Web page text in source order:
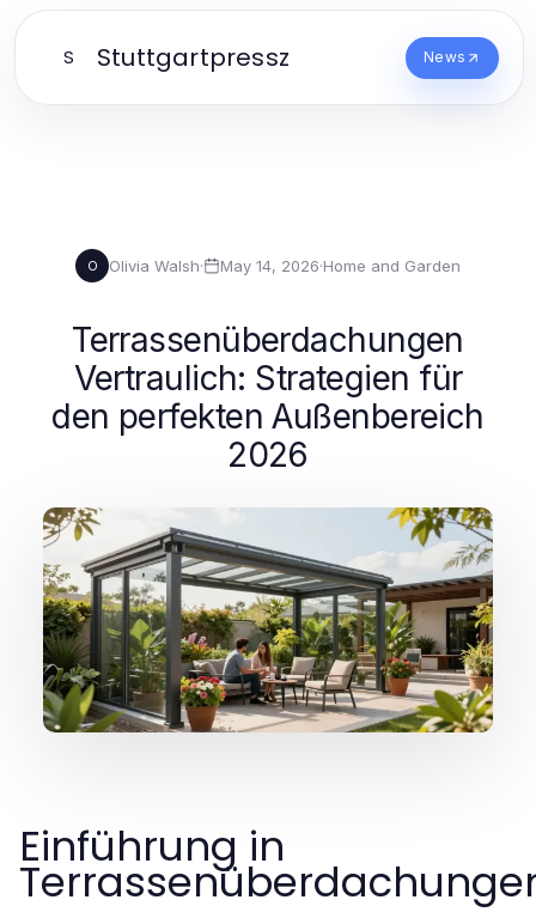
S Stuttgartpressz News
O Olivia Walsh· May 14, 2026·Home and Garden
Terrassenüberdachungen
Vertraulich: Strategien für
den perfekten Außenbereich
2026
Einführung in